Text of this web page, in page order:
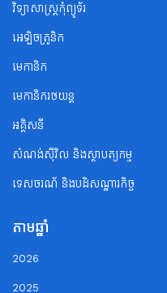
វិទ្យាសាស្ត្រកុំព្យូទ័រ
អេឡិចត្រូនិក
មេកានិក
មេកានិករថយន្ត
អគ្គិសនី
សំណង់ស៊ីវិល និងស្ថាបត្យកម្ម
ទេសចរណ័ និងបដិសណ្ឋារកិច្ច
តាមឆ្នាំ
2026
2025